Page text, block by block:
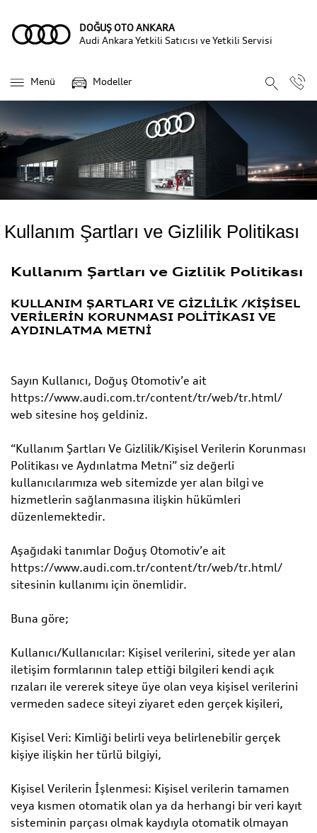
DOĞUŞ OTO ANKARA
Audi Ankara Yetkili Satıcısı ve Yetkili Servisi
Menü Modeller
Kullanım Şartları ve Gizlilik Politikası
Kullanım Şartları ve Gizlilik Politikası
KULLANIM ŞARTLARI VE GİZLİLİK /KİŞİSEL
VERİLERİN KORUNMASI POLİTİKASI VE
AYDINLATMA METNİ
Sayın Kullanıcı, Doğuş Otomotiv’e ait
https://www.audi.com.tr/content/tr/web/tr.html/
web sitesine hoş geldiniz.
“Kullanım Şartları Ve Gizlilik/Kişisel Verilerin Korunması
Politikası ve Aydınlatma Metni” siz değerli
kullanıcılarımıza web sitemizde yer alan bilgi ve
hizmetlerin sağlanmasına ilişkin hükümleri
düzenlemektedir.
Aşağıdaki tanımlar Doğuş Otomotiv’e ait
https://www.audi.com.tr/content/tr/web/tr.html/
sitesinin kullanımı için önemlidir.
Buna göre;
Kullanıcı/Kullanıcılar: Kişisel verilerini, sitede yer alan
iletişim formlarının talep ettiği bilgileri kendi açık
rızaları ile vererek siteye üye olan veya kişisel verilerini
vermeden sadece siteyi ziyaret eden gerçek kişileri,
Kişisel Veri: Kimliği belirli veya belirlenebilir gerçek
kişiye ilişkin her türlü bilgiyi,
Kişisel Verilerin İşlenmesi: Kişisel verilerin tamamen
veya kısmen otomatik olan ya da herhangi bir veri kayıt
sisteminin parçası olmak kaydıyla otomatik olmayan